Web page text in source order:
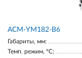
АСМ-YM182-В6
Габариты, мм:
Темп. режим, °С: